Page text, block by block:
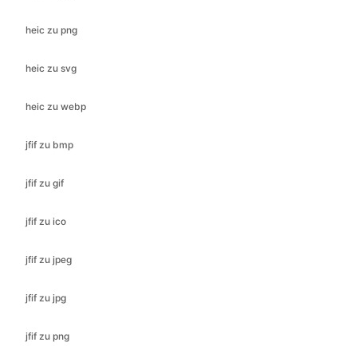
heic zu webp
jfif zu bmp
jfif zu gif
jfif zu ico
jfif zu jpeg
jfif zu jpg
jfif zu png
jfif zu webp
jfif zu pdf